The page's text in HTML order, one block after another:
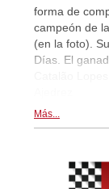
forma de
campeón de
(en la foto).
Días. El
Más...